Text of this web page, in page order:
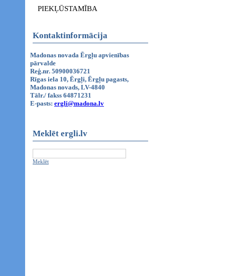
PIEKĻŪSTAMĪBA
Kontaktinformācija
Madonas novada Ērgļu apvienības
pārvalde
Reģ.nr. 50900036721
Rīgas iela 10, Ērgļi, Ērgļu pagasts,
Madonas novads, LV-4840
Tālr./ fakss 64871231
E-pasts: ergli@madona.lv
Meklēt ergli.lv
Meklēt